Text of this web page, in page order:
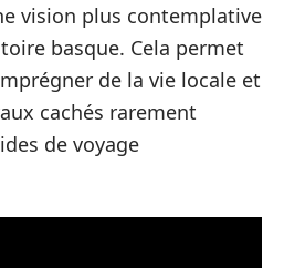
vision plus contemplative
basque. Cela permet
de la vie locale et
cachés rarement
de voyage